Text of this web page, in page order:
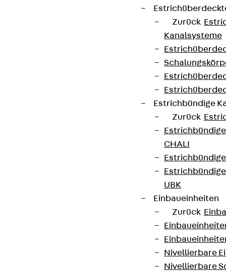
Zurück
Kanalsysteme
Estrichbündige
Zurück
CHALI
UBK
Einbaueinheiten
Zurück
Nivellierbare
Nivellierbare